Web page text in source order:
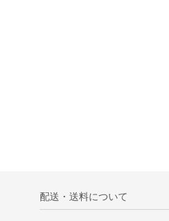
配送・送料について